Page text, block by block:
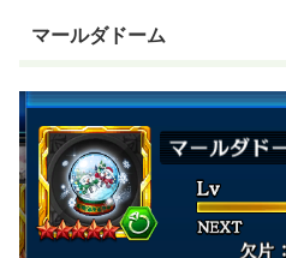
マールダドーム